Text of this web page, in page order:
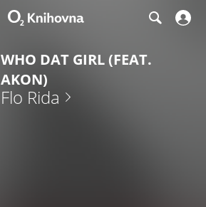
WHO DAT GIRL (FEAT.
AKON)
Flo Rida